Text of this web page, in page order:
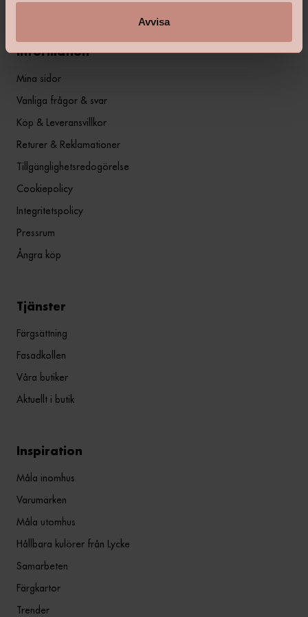
Avvisa
Information
Mina sidor
Vanliga frågor & svar
Köp & Leveransvillkor
Returer & Reklamationer
Tillgänglighetsredogörelse
Cookiepolicy
Integritetspolicy
Pressrum
Ångra köp
Tjänster
Färgsättning
Fasadkollen
Våra butiker
Aktuellt i butik
Inspiration
Måla inomhus
Varumärken
Måla utomhus
Hållbara kulörer från Lycke
Samarbeten
Färgkartor
Trender